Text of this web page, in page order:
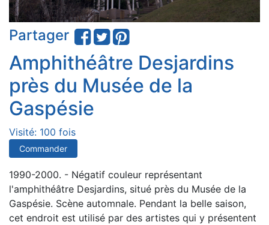
Partager
Amphithéâtre Desjardins
près du Musée de la
Gaspésie
Visité: 100 fois
Commander
1990-2000. - Négatif couleur représentant
l'amphithéâtre Desjardins, situé près du Musée de la
Gaspésie. Scène automnale. Pendant la belle saison,
cet endroit est utilisé par des artistes qui y présentent